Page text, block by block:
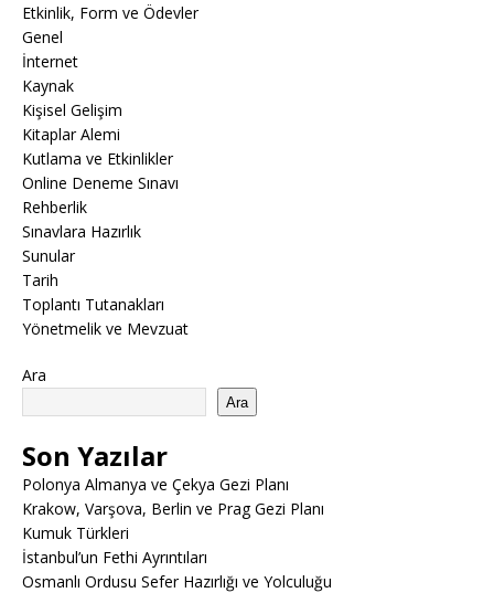
Etkinlik, Form ve Ödevler
Genel
İnternet
Kaynak
Kişisel Gelişim
Kitaplar Alemi
Kutlama ve Etkinlikler
Online Deneme Sınavı
Rehberlik
Sınavlara Hazırlık
Sunular
Tarih
Toplantı Tutanakları
Yönetmelik ve Mevzuat
Ara
Ara
Son Yazılar
Polonya Almanya ve Çekya Gezi Planı
Krakow, Varşova, Berlin ve Prag Gezi Planı
Kumuk Türkleri
İstanbul’un Fethi Ayrıntıları
Osmanlı Ordusu Sefer Hazırlığı ve Yolculuğu